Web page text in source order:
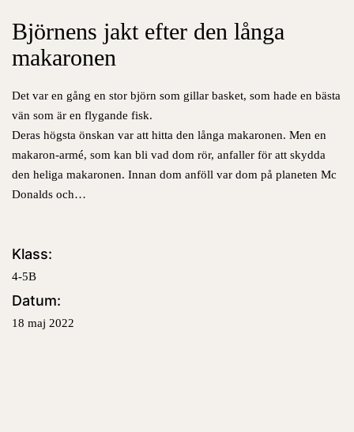
Björnens jakt efter den långa
makaronen
Det var en gång en stor björn som gillar basket, som hade en bästa
vän som är en flygande fisk.
Deras högsta önskan var att hitta den långa makaronen. Men en
makaron-armé, som kan bli vad dom rör, anfaller för att skydda
den heliga makaronen. Innan dom anföll var dom på planeten Mc
Donalds och…
Klass:
4-5B
Datum:
18 maj 2022